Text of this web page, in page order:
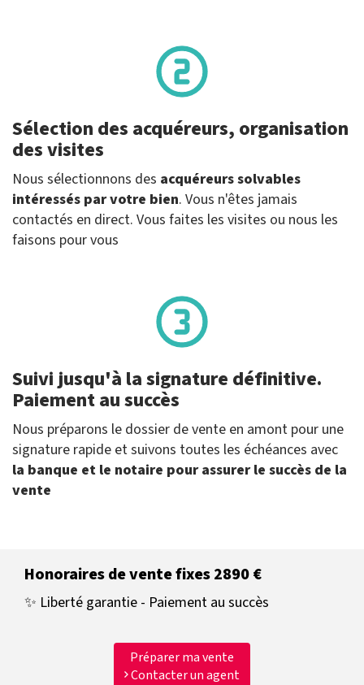
Sélection des acquéreurs, organisation
des visites
Nous sélectionnons des acquéreurs solvables
intéressés par votre bien. Vous n'êtes jamais
contactés en direct. Vous faites les visites ou nous les
faisons pour vous
Suivi jusqu'à la signature définitive.
Paiement au succès
Nous préparons le dossier de vente en amont pour une
signature rapide et suivons toutes les échéances avec
la banque et le notaire pour assurer le succès de la
vente
Honoraires de vente fixes 2890 €
✨ Liberté garantie - Paiement au succès
Préparer ma vente
Contacter un agent